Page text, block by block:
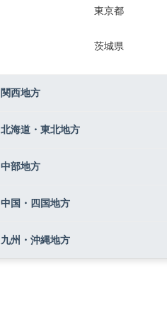
東京都
茨城県
関西地方
北海道・東北地方
中部地方
中国・四国地方
九州・沖縄地方